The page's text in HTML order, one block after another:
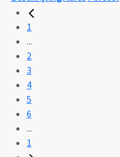
1
...
2
3
4
5
6
...
1